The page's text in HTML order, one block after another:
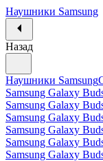
Наушники Samsung
Назад
Наушники Samsung
Samsung Galaxy
Samsung Galaxy
Samsung Galaxy
Samsung Galaxy
Samsung Galaxy
Samsung Galaxy